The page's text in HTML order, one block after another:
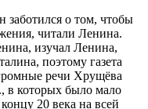
о том, чтобы
читали Ленина.
изучал Ленина,
поэтому газета
речи Хрущёва
которых было мало
20 века на всей